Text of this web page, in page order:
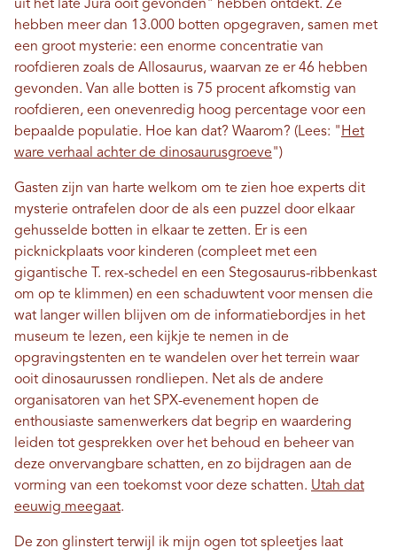
uit het late Jura ooit gevonden" hebben ontdekt. ​​Ze
hebben meer dan 13.000 botten opgegraven, samen met
een groot mysterie: een enorme concentratie van
roofdieren zoals de Allosaurus, waarvan ze er 46 hebben
gevonden. Van alle botten is 75 procent afkomstig van
roofdieren, een onevenredig hoog percentage voor een
bepaalde populatie. Hoe kan dat? Waarom? (Lees: "Het
ware verhaal achter de dinosaurusgroeve")
Gasten zijn van harte welkom om te zien hoe experts dit
mysterie ontrafelen door de als een puzzel door elkaar
gehusselde botten in elkaar te zetten. Er is een
picknickplaats voor kinderen (compleet met een
gigantische T. rex-schedel en een Stegosaurus-ribbenkast
om op te klimmen) en een schaduwtent voor mensen die
wat langer willen blijven om de informatiebordjes in het
museum te lezen, een kijkje te nemen in de
opgravingstenten en te wandelen over het terrein waar
ooit dinosaurussen rondliepen. Net als de andere
organisatoren van het SPX-evenement hopen de
enthousiaste samenwerkers dat begrip en waardering
leiden tot gesprekken over het behoud en beheer van
deze onvervangbare schatten, en zo bijdragen aan de
vorming van een toekomst voor deze schatten. Utah dat
eeuwig meegaat.
De zon glinstert terwijl ik mijn ogen tot spleetjes laat